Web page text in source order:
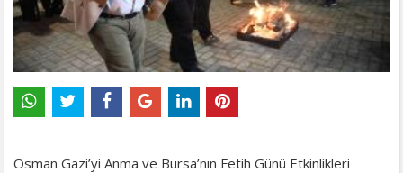
Osman Gazi’yi Anma ve Bursa’nın Fetih Günü Etkinlikleri